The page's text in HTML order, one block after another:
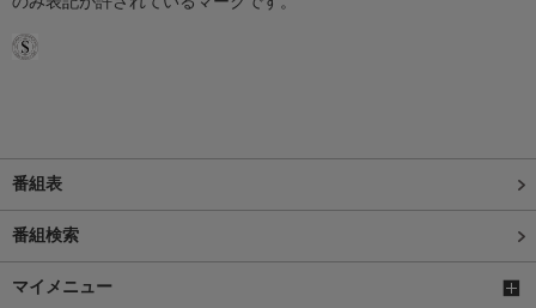
番組表
番組検索
マイメニュー